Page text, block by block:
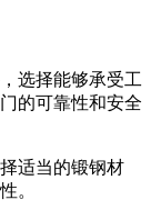
选择能够承受工
的可靠性和安全
适当的锻钢材
。